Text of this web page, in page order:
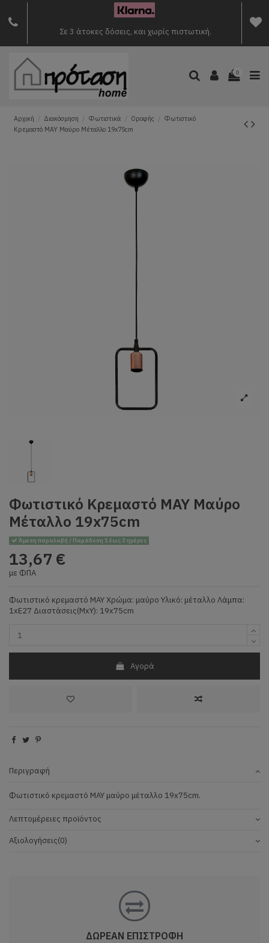
Σε 3 άτοκες δόσεις, και χωρίς πιστωτική.
0
Αρχική Διακόσμηση Φωτιστικά Οροφής
Φωτιστικό
Κρεμαστό MAY Μαύρο Μέταλλο 19x75cm
Φωτιστικό Κρεμαστό MAY Μαύρο
Μέταλλο 19x75cm
Άμεση παραλαβή / Παράδοση 1 έως 3 ημέρες
13,67 €
με ΦΠΑ
Φωτιστικό κρεμαστό MAY Χρώμα: μαύρο Υλικό: μέταλλο Λάμπα:
1xE27 Διαστάσεις(ΜxΥ): 19x75cm
Αγορά
Περιγραφή
Φωτιστικό κρεμαστό MAY μαύρο μέταλλο 19x75cm.
Λεπτομέρειες προϊόντος
Αξιολογήσεις(0)
ΔΩΡΕΑΝ ΕΠΙΣΤΡΟΦΗ